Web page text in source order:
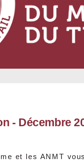
- Décembre
et les ANMT